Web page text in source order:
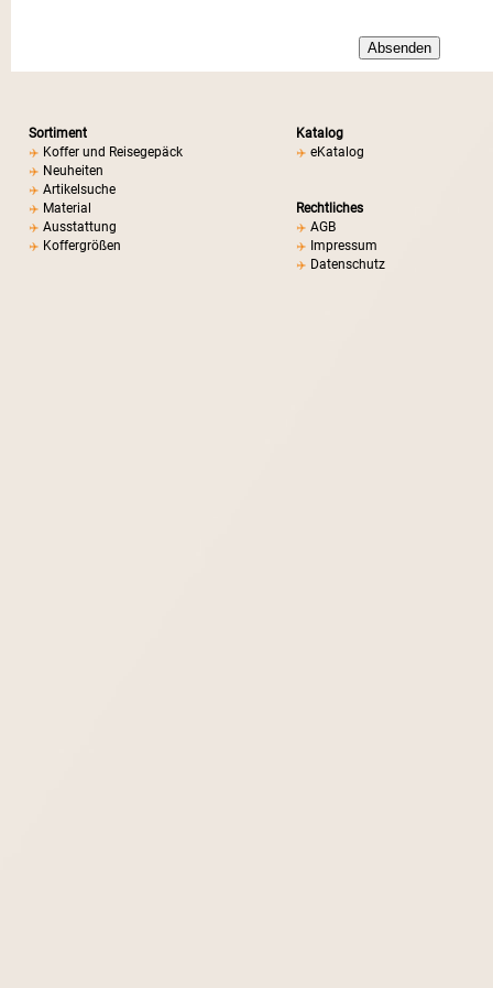
Sortiment
Koffer und Reisegepäck
Neuheiten
Artikelsuche
Material
Ausstattung
Koffergrößen
Katalog
eKatalog
Rechtliches
AGB
Impressum
Datenschutz